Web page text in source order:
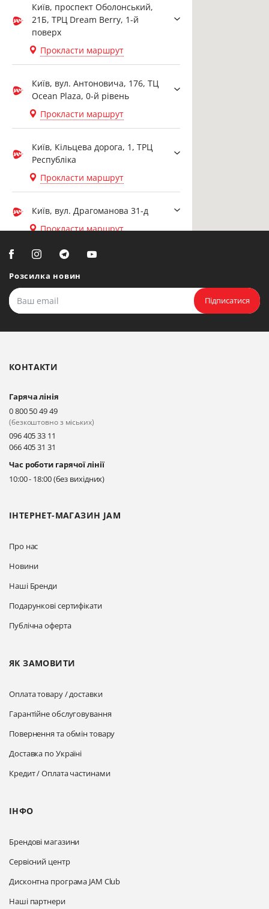
Київ, проспект Оболонський,
21Б, ТРЦ Dream Berry, 1-й
поверх
Прокласти маршрут
Київ, вул. Антоновича, 176, ТЦ
Ocean Plaza, 0-й рівень
Прокласти маршрут
Київ, Кільцева дорога, 1, ТРЦ
Республіка
Прокласти маршрут
Київ, вул. Драгоманова 31-д
Прокласти маршрут
Біла Церква, вул. Ярослава
Мудрого, 20, офіс 108
Прокласти маршрут
Київ, вул. Драгоманова 31-д
Прокласти маршрут
Київ, вул. Драгоманова 31-д
Прокласти маршрут
Розсилка новин
Підписатися
ІНТЕРНЕТ-МАГАЗИН JAM
Про нас
Новини
Наші Бренди
Подарункові сертифікати
Публічна оферта
ЯК ЗАМОВИТИ
Оплата товару / доставки
Гарантійне обслуговування
Повернення та обмін товару
Доставка по Україні
Кредит / Оплата частинами
ІНФО
Брендові магазини
Сервісний центр
Дисконтна програма JAM Club
Наші партнери
КОНТАКТИ
Гаряча лінія
0 800 50 49 49
(безкоштовно з міських)
096 405 33 11
066 405 31 31
Час роботи гарячої лінії
10:00 - 18:00 (без вихідних)